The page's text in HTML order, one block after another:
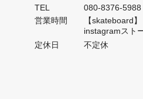
TEL
080-8376-5988
営業時間
【skateboard
instagramスト
定休日
不定休